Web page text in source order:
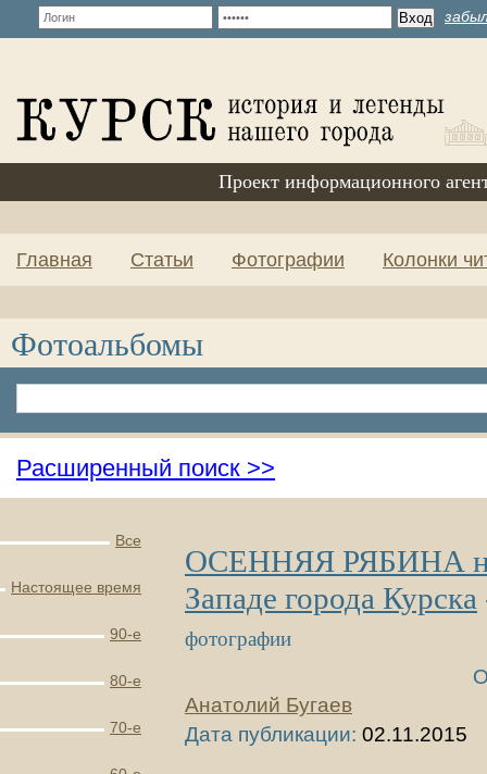
Проект информационного
Главная Статьи Фотографии Колонки
Фотоальбомы
Расширенный поиск >>
Все
Настоящее время
90-е
80-е
70-е
ОСЕННЯЯ РЯБИНА
Западе города Курска
фотографии
Анатолий Бугаев
Дата публикации: 02.11.2015